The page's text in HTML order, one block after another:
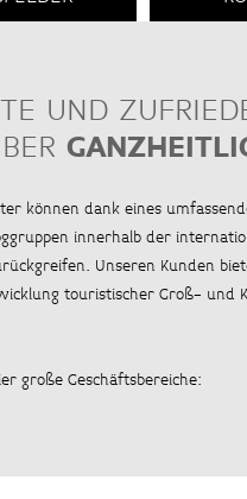
UND
können dank eines
innerhalb der
Unseren Kunden
touristischer Groß- und
große Geschäftsbereiche: